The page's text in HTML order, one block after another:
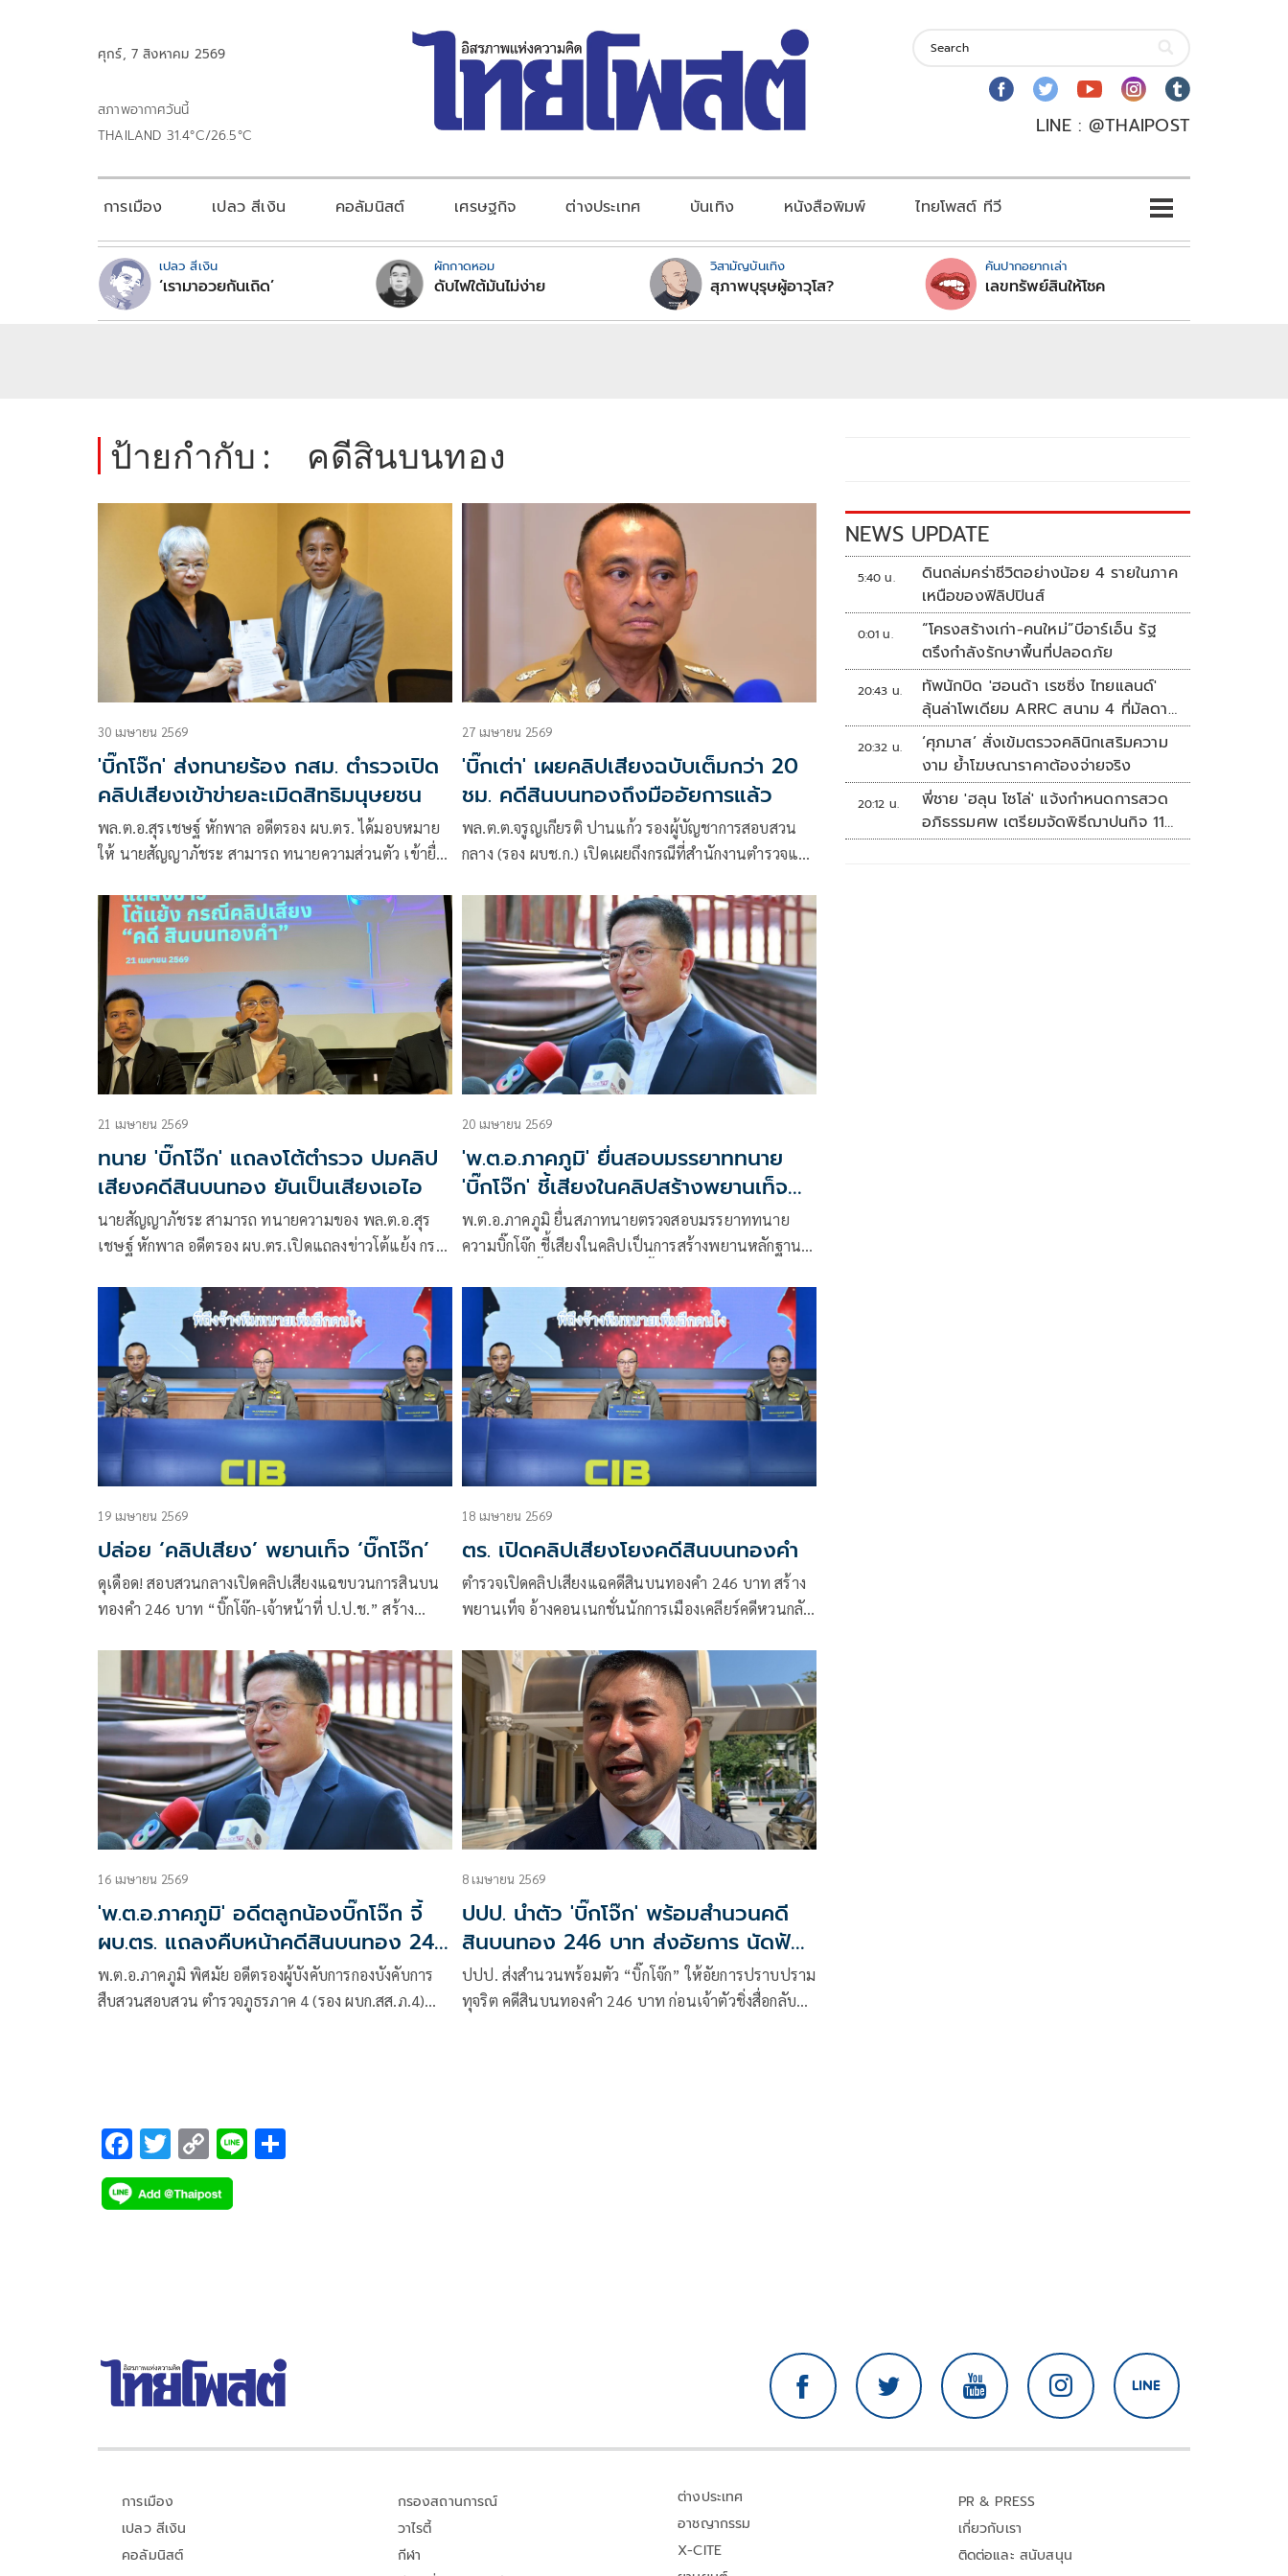
ศุกร์, 7 สิงหาคม 2569
สภาพอากาศวันนี้
THAILAND 31.4°C/26.5°C
LINE : @THAIPOST
การเมือง เปลว สีเงิน คอลัมนิสต์ เศรษฐกิจ ต่างประเทศ บันเทิง หนังสือพิมพ์ ไทยโพสต์ ทีวี
เปลว สีเงิน
‘เรามาอวยกันเถิด’
ผักกาดหอม
ดับไฟใต้มันไม่ง่าย
วิสามัญบันเทิง
สุภาพบุรุษผู้อาวุโส?
คันปากอยากเล่า
เลขทรัพย์สินให้โชค
ป้ายกำกับ : คดีสินบนทอง
30 เมษายน 2569
'บิ๊กโจ๊ก' ส่งทนายร้อง กสม. ตำรวจเปิด
คลิปเสียงเข้าข่ายละเมิดสิทธิมนุษยชน
พล.ต.อ.สุรเชษฐ์ หักพาล อดีตรอง ผบ.ตร. ได้มอบหมาย
ให้ นายสัญญาภัชระ สามารถ ทนายความส่วนตัว เข้ายื่น
สิทธิมนุษยชนแห่งชาติ (กสม.)
27 เมษายน 2569
'บิ๊กเต่า' เผยคลิปเสียงฉบับเต็มกว่า 20
ชม. คดีสินบนทองถึงมืออัยการแล้ว
พล.ต.ต.จรูญเกียรติ ปานแก้ว รองผู้บัญชาการสอบสวน
กลาง (รอง ผบช.ก.) เปิดเผยถึงกรณีที่สำนักงานตำรวจแห่ง
โจ๊ก” พล.ต.อ.สุรเชษฐ์ หักพาล อ
21 เมษายน 2569
ทนาย 'บิ๊กโจ๊ก' แถลงโต้ตำรวจ ปมคลิป
เสียงคดีสินบนทอง ยันเป็นเสียงเอไอ
นายสัญญาภัชระ สามารถ ทนายความของ พล.ต.อ.สุร
เชษฐ์ หักพาล อดีตรอง ผบ.ตร.เปิดแถลงข่าวโต้แย้ง กรณี
ของคดีและเปิดคลิปเสียงคดีติดสินบนทองคำ 246 บาท
คลิปเสียงยาวกว่า 1 ชม.ระบุถึงการสร้างพยานเท็จเพื่อ
ต่อสู้ในคดี
20 เมษายน 2569
'พ.ต.อ.ภาคภูมิ' ยื่นสอบมรรยาททนาย
'บิ๊กโจ๊ก' ชี้เสียงในคลิปสร้างพยานเท็จคดี
สินบนทอง
พ.ต.อ.ภาคภูมิ ยื่นสภาทนายตรวจสอบมรรยาททนาย
ความบิ๊กโจ๊ก ชี้เสียงในคลิปเป็นการสร้างพยานหลักฐาน
น้องยังอยู่ แต่เรื่องคดีความก็ต้องว่ากันไป
19 เมษายน 2569
ปล่อย ‘คลิปเสียง’ พยานเท็จ ‘บิ๊กโจ๊ก’
ดุเดือด! สอบสวนกลางเปิดคลิปเสียงแฉขบวนการสินบน
ทองคำ 246 บาท “บิ๊กโจ๊ก-เจ้าหน้าที่ ป.ป.ช.” สร้าง
นั่ง ผบ.ตร.
18 เมษายน 2569
ตร. เปิดคลิปเสียงโยงคดีสินบนทองคำ
ตำรวจเปิดคลิปเสียงแฉคดีสินบนทองคำ 246 บาท สร้าง
พยานเท็จ อ้างคอนเนกชั่นนักการเมืองเคลียร์คดีหวนกลับ
16 เมษายน 2569
'พ.ต.อ.ภาคภูมิ' อดีตลูกน้องบิ๊กโจ๊ก จี้
ผบ.ตร. แถลงคืบหน้าคดีสินบนทอง 246
บาท
พ.ต.อ.ภาคภูมิ พิศมัย อดีตรองผู้บังคับการกองบังคับการ
สืบสวนสอบสวน ตำรวจภูธรภาค 4 (รอง ผบก.สส.ภ.4)
8 เมษายน 2569
ปปป. นำตัว 'บิ๊กโจ๊ก' พร้อมสำนวนคดี
สินบนทอง 246 บาท ส่งอัยการ นัดฟัง
คำสั่ง 12 พ.ค.
ปปป. ส่งสำนวนพร้อมตัว “บิ๊กโจ๊ก” ให้อัยการปราบปราม
ทุจริต คดีสินบนทองคำ 246 บาท ก่อนเจ้าตัวชิ่งสื่อกลับ
F
ac
e
T
wi
tt
C
o
p
Li
NEWS UPDATE
5:40 น.
ดินถล่มคร่าชีวิตอย่างน้อย 4 รายในภาค
เหนือของฟิลิปปินส์
0:01 น.
“โครงสร้างเก่า-คนใหม่”บีอาร์เอ็น รัฐ
ตรึงกำลังรักษาพื้นที่ปลอดภัย
20:43 น.
ทัพนักบิด 'ฮอนด้า เรซซิ่ง ไทยแลนด์'
ลุ้นล่าโพเดียม ARRC สนาม 4 ที่มัลดาลิ
กา
20:32 น.
‘ศุภมาส’ สั่งเข้มตรวจคลินิกเสริมความ
งาม ย้ำโฆษณาราคาต้องจ่ายจริง
20:12 น.
พี่ชาย 'ฮลุน โซโล่' แจ้งกำหนดการสวด
อภิธรรมศพ เตรียมจัดพิธีฌาปนกิจ 11
ส.ค.
การเมือง
เปลว สีเงิน
คอลัมนิสต์
กรองสถานการณ์
วาไรตี้
กีฬา
ต่างประเทศ
อาชญากรรม
X-CITE
PR & PRESS
เกี่ยวกับเรา
ติดต่อและ สนับสนุน